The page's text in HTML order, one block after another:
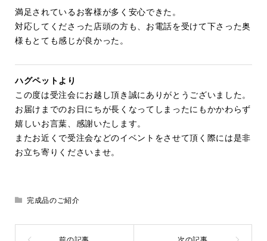
満足されているお客様が多く安心できた。
対応してくださった店頭の方も、お電話を受けて下さった奥
様もとても感じが良かった。
ハグペットより
この度は受注会にお越し頂き誠にありがとうございました。
お届けまでのお日にちが長くなってしまったにもかかわらず
嬉しいお言葉、感謝いたします。
またお近くで受注会などのイベントをさせて頂く際には是非
お立ち寄りくださいませ。
完成品のご紹介